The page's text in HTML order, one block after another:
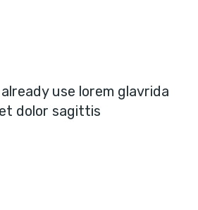
use lorem glavrida
dolor sagittis